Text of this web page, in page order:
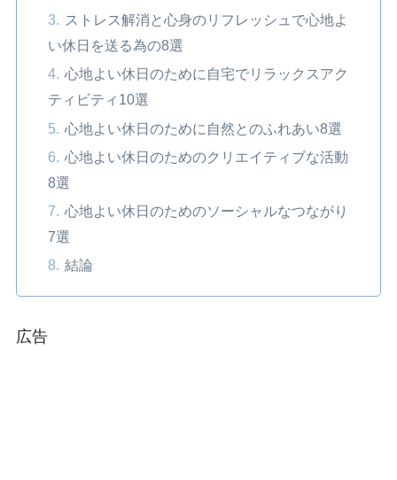
ストレス解消と心身のリフレッシュで心地よ
い休日を送る為の8選
心地よい休日のために自宅でリラックスアク
ティビティ10選
心地よい休日のために自然とのふれあい8選
心地よい休日のためのクリエイティブな活動
8選
心地よい休日のためのソーシャルなつながり
7選
結論
広告